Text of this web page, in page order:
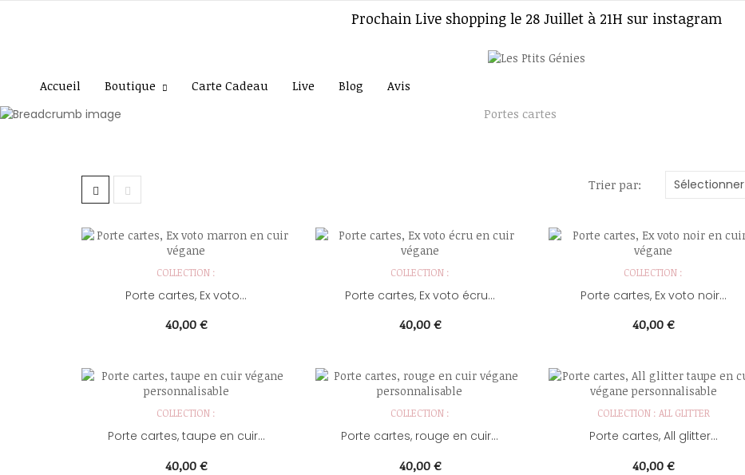
Prochain Live shopping le 28 Juillet à 21H sur instagram
Accueil Boutique Carte Cadeau Live Blog Avis
Portes cartes
Trier par: Sélectionner
COLLECTION :
Porte cartes, Ex voto...
Prix
40,00 €
COLLECTION :
Porte cartes, Ex voto écru...
Prix
40,00 €
COLLECTION :
Porte cartes, Ex voto noir...
Prix
40,00 €
COLLECTION :
Porte cartes, taupe en cuir...
Prix
40,00 €
COLLECTION :
Porte cartes, rouge en cuir...
Prix
40,00 €
COLLECTION : ALL GLITTER
Porte cartes, All glitter...
Prix
40,00 €